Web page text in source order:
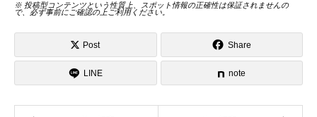
※ 投稿型コンテンツという性質上、スポット情報の正確性は保証されませんの
で、必ず事前にご確認の上ご利用ください。
Post Share
LINE note